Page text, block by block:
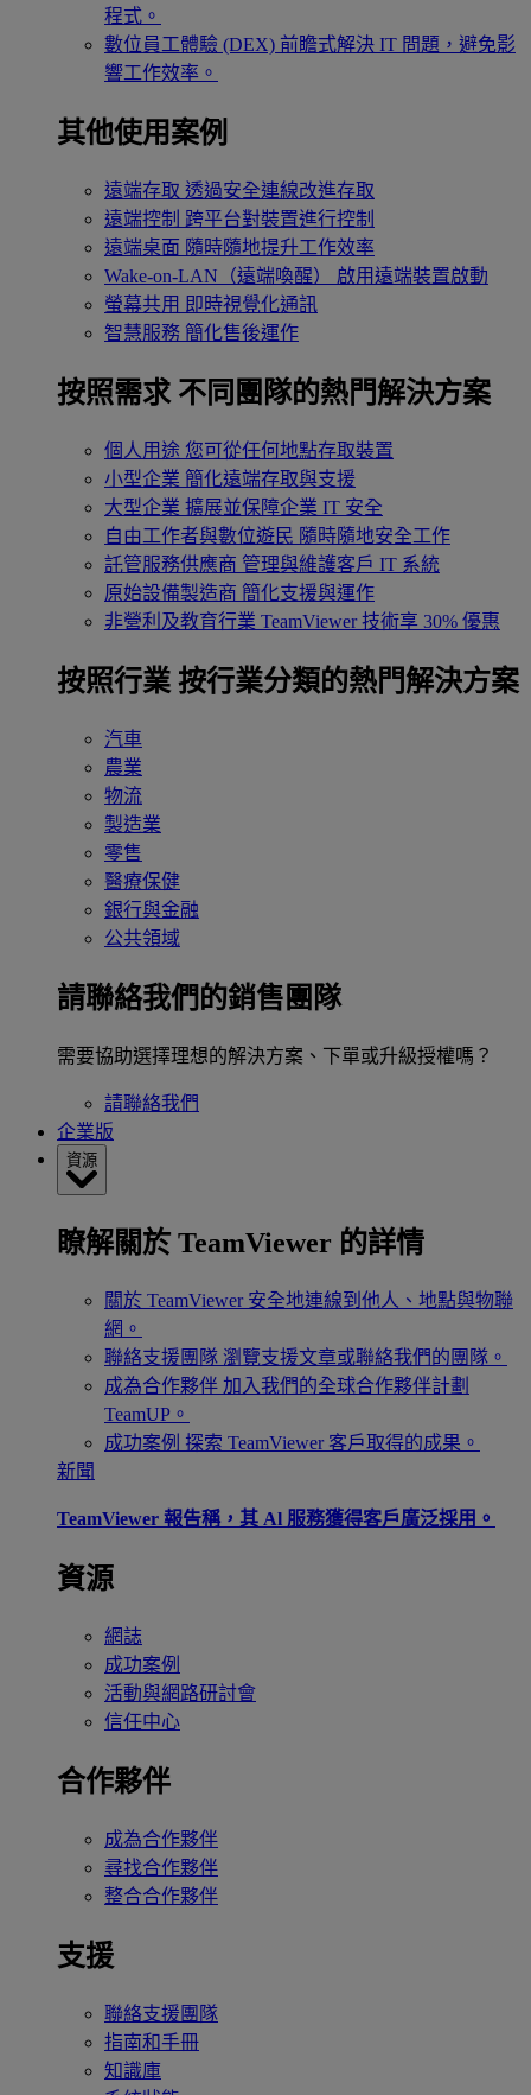
程式。
數位員工體驗 (DEX) 前瞻式解決 IT 問題，避免影
響工作效率。
其他使用案例
遠端存取 透過安全連線改進存取
遠端控制 跨平台對裝置進行控制
遠端桌面 隨時隨地提升工作效率
Wake-on-LAN（遠端喚醒）
啟用遠端裝置啟動
螢幕共用 即時視覺化通訊
智慧服務 簡化售後運作
按照需求 不同團隊的熱門解決方案
個人用途 您可從任何地點存取裝置
小型企業 簡化遠端存取與支援
大型企業 擴展並保障企業 IT 安全
自由工作者與數位遊民 隨時隨地安全工作
託管服務供應商 管理與維護客戶 IT 系統
原始設備製造商 簡化支援與運作
非營利及教育行業 TeamViewer 技術享 30% 優惠
按照行業 按行業分類的熱門解決方案
汽車
農業
物流
製造業
零售
醫療保健
銀行與金融
公共領域
請聯絡我們的銷售團隊
需要協助選擇理想的解決方案、下單或升級授權嗎？
請聯絡我們
企業版
資源
瞭解關於 TeamViewer 的詳情
關於 TeamViewer 安全地連線到他人、地點與物聯
網。
聯絡支援團隊 瀏覽支援文章或聯絡我們的團隊。
成為合作夥伴 加入我們的全球合作夥伴計劃
TeamUP。
成功案例 探索 TeamViewer 客戶取得的成果。
新聞
TeamViewer 報告稱，其 Al 服務獲得客戶廣泛採用。
資源
網誌
成功案例
活動與網路研討會
信任中心
合作夥伴
成為合作夥伴
尋找合作夥伴
整合合作夥伴
支援
聯絡支援團隊
指南和手冊
知識庫